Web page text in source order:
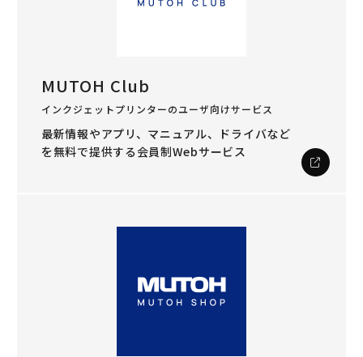
MUTOH Club
インクジェットプリンターのユーザ向けサービス
最新情報やアプリ、マニュアル、ドライバなど
を無料で提供する会員制Webサービス